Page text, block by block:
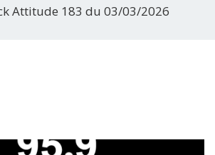
Attitude 183 du 03/03/2026